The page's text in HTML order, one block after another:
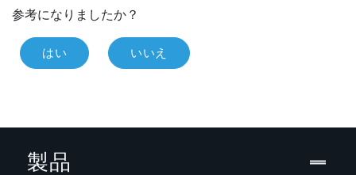
参考になりましたか？
はい いいえ
製品